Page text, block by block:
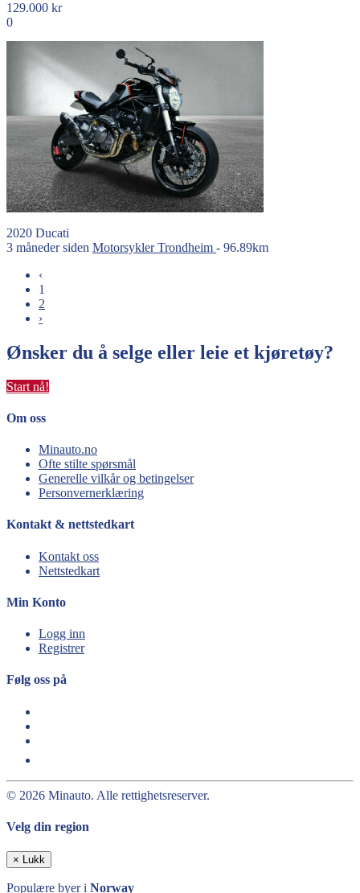
129.000 kr
0
2020 Ducati
3 måneder siden MotorsyklerTrondheim - 96.89km
‹
1
2
›
Ønsker du å selge eller leie et kjøretøy?
Start nå!
Om oss
Minauto.no
Ofte stilte spørsmål
Generelle vilkår og betingelser
Personvernerklæring
Kontakt & nettstedkart
Kontakt oss
Nettstedkart
Min Konto
Logg inn
Registrer
Følg oss på
© 2026 Minauto. Alle rettighetsreserver.
Velg din region
× Lukk
Populære byer i Norway